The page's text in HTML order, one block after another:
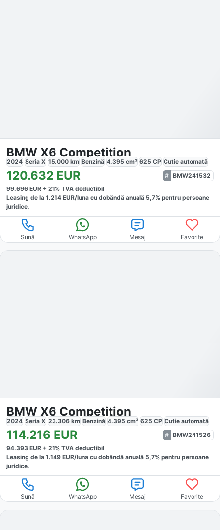
BMW X6 Competition
2024 Seria X 15.000 km Benzină 4.395 cm³ 625 CP Cutie automată
120.632 EUR
BMW241532
99.696 EUR + 21% TVA deductibil
Leasing de la 1.214 EUR/luna cu dobăndă anuală 5,7% pentru persoane
juridice.
Sună WhatsApp Mesaj Favorite
BMW X6 Competition
2024 Seria X 23.306 km Benzină 4.395 cm³ 625 CP Cutie automată
114.216 EUR
BMW241526
94.393 EUR + 21% TVA deductibil
Leasing de la 1.149 EUR/luna cu dobăndă anuală 5,7% pentru persoane
juridice.
Sună WhatsApp Mesaj Favorite